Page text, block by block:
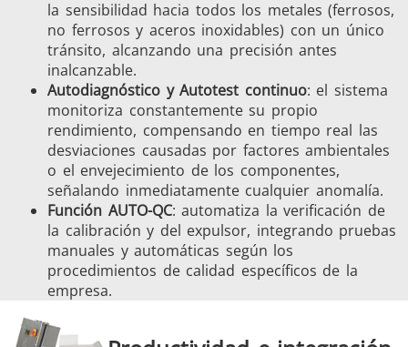
la sensibilidad hacia todos los metales (ferrosos,
no ferrosos y aceros inoxidables) con un único
tránsito, alcanzando una precisión antes
inalcanzable.
Autodiagnóstico y Autotest continuo: el sistema
monitoriza constantemente su propio
rendimiento, compensando en tiempo real las
desviaciones causadas por factores ambientales
o el envejecimiento de los componentes,
señalando inmediatamente cualquier anomalía.
Función AUTO-QC: automatiza la verificación de
la calibración y del expulsor, integrando pruebas
manuales y automáticas según los
procedimientos de calidad específicos de la
empresa.